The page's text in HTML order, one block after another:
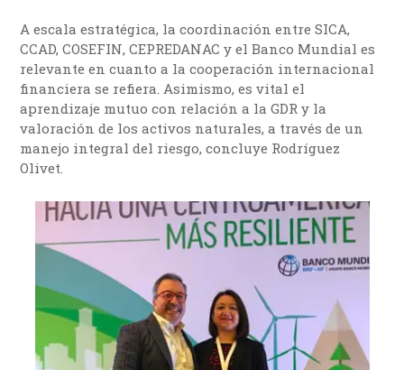
A escala estratégica, la coordinación entre SICA,
CCAD, COSEFIN, CEPREDANAC y el Banco Mundial es
relevante en cuanto a la cooperación internacional
financiera se refiera. Asimismo, es vital el
aprendizaje mutuo con relación a la GDR y la
valoración de los activos naturales, a través de un
manejo integral del riesgo, concluye Rodríguez
Olivet.